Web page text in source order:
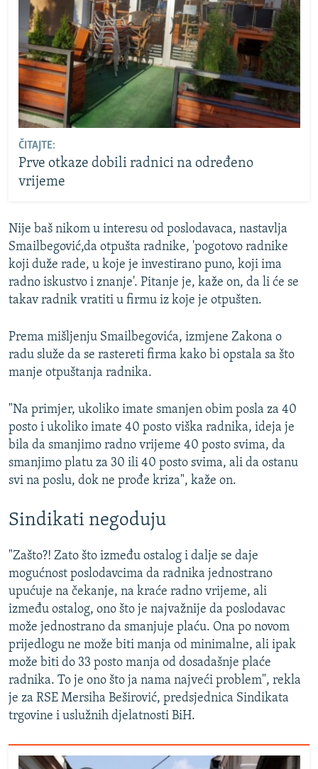
ČITAJTE:
Prve otkaze dobili radnici na određeno
vrijeme
Nije baš nikom u interesu od poslodavaca, nastavlja
Smailbegović,da otpušta radnike, 'pogotovo radnike
koji duže rade, u koje je investirano puno, koji ima
radno iskustvo i znanje'. Pitanje je, kaže on, da li će se
takav radnik vratiti u firmu iz koje je otpušten.
Prema mišljenju Smailbegovića, izmjene Zakona o
radu služe da se rastereti firma kako bi opstala sa što
manje otpuštanja radnika.
"Na primjer, ukoliko imate smanjen obim posla za 40
posto i ukoliko imate 40 posto viška radnika, ideja je
bila da smanjimo radno vrijeme 40 posto svima, da
smanjimo platu za 30 ili 40 posto svima, ali da ostanu
svi na poslu, dok ne prođe kriza", kaže on.
Sindikati negoduju
"Zašto?! Zato što između ostalog i dalje se daje
mogućnost poslodavcima da radnika jednostrano
upućuje na čekanje, na kraće radno vrijeme, ali
između ostalog, ono što je najvažnije da poslodavac
može jednostrano da smanjuje plaću. Ona po novom
prijedlogu ne može biti manja od minimalne, ali ipak
može biti do 33 posto manja od dosadašnje plaće
radnika. To je ono što ja nama najveći problem", rekla
je za RSE Mersiha Beširović, predsjednica Sindikata
trgovine i uslužnih djelatnosti BiH.